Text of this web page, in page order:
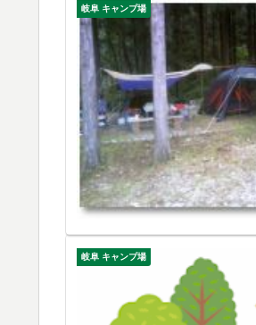
岐阜 キャンプ場
岐阜 キャンプ場